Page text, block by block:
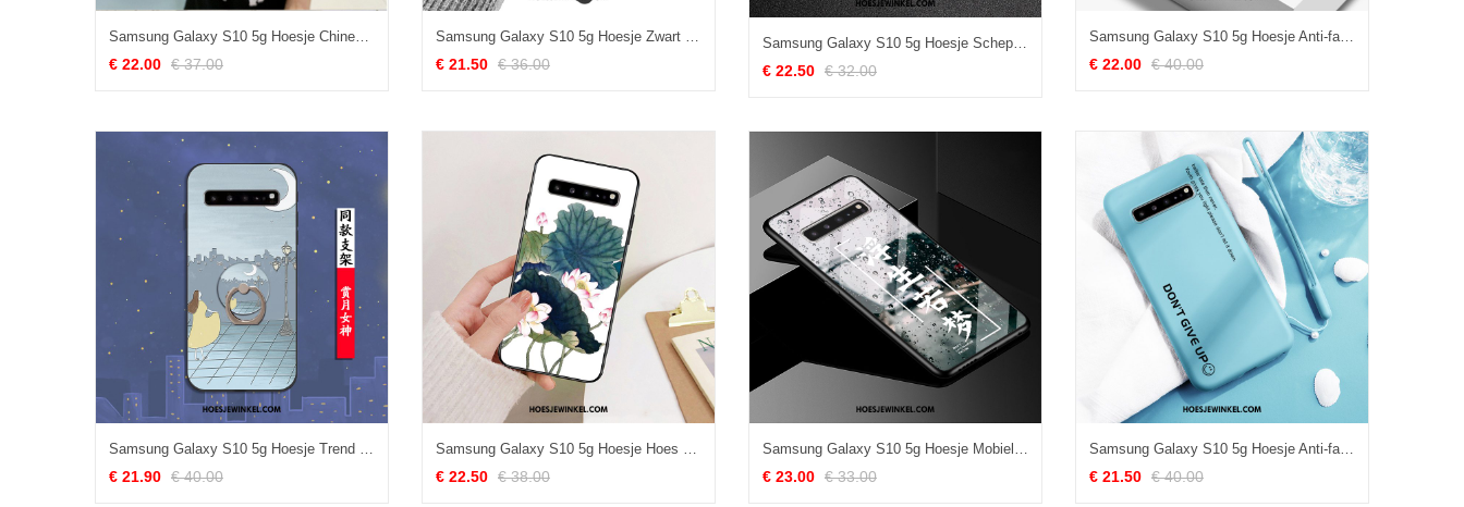
Samsung Galaxy S10 5g Hoesje Chinese Stijl Hoes Ster, Samsung Galaxy S10 5g Hoesje Persoonlijk Scheppend
€ 22.00 € 37.00
Samsung Galaxy S10 5g Hoesje Zwart Bescherming Hoes, Samsung Galaxy S10 5g Hoesje Net Red Ster
€ 21.50 € 36.00 € 22.50 € 32.00
Samsung Galaxy S10 5g Hoesje Anti-fall Hoes Bescherming, Samsung Galaxy S10 5g Hoesje Mobiele Telefoon Effen Kleur
€ 22.00 € 40.00
€ 21.90 € 40.00 € 22.50 € 38.00 € 23.00 € 33.00 € 21.50 € 40.00